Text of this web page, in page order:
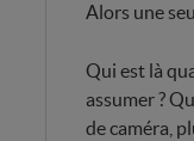
Alors une
Qui est là
assumer ?
de caméra,